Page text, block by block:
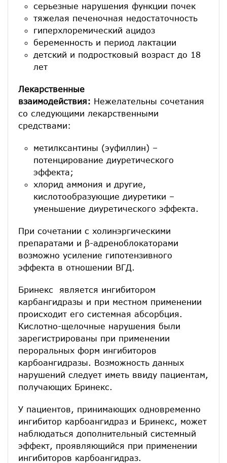
серьезные нарушения функции почек
тяжелая печеночная недостаточность
гиперхлоремический ацидоз
беременность и период лактации
детский и подростковый возраст до 18
лет
Лекарственные
взаимодействия: Нежелательны сочетания
со следующими лекарственными
средствами:
метилксантины (эуфиллин) –
потенцирование диуретического
эффекта;
хлорид аммония и другие,
кислотообразующие диуретики –
уменьшение диуретического эффекта.
При сочетании с холинэргическими
препаратами и β-адреноблокаторами
возможно усиление гипотензивного
эффекта в отношении ВГД.
Бринекс является ингибитором
карбангидразы и при местном применении
происходит его системная абсорбция.
Кислотно-щелочные нарушения были
зарегистрированы при применении
пероральных форм ингибиторов
карбоангидразы. Возможность данных
нарушений следует иметь ввиду пациентам,
получающих Бринекс.
У пациентов, принимающих одновременно
ингибитор карбоангидраз и Бринекс, может
наблюдаться дополнительный системный
эффект, проявляющийся при применении
ингибиторов карбоангидраз.